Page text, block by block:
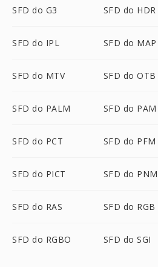
SFD do G3 SFD do HDR
SFD do IPL SFD do MAP
SFD do MTV SFD do OTB
SFD do PALM SFD do PAM
SFD do PCT SFD do PFM
SFD do PICT SFD do PNM
SFD do RAS SFD do RGB
SFD do RGBO SFD do SGI